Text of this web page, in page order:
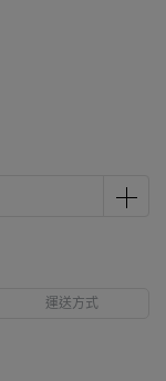
運送方式